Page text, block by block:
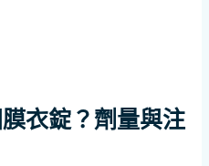
衣錠？劑量與注